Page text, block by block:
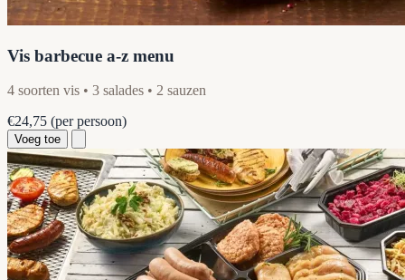
Vis barbecue a-z menu
4 soorten vis • 3 salades • 2 sauzen
€24,75 (per persoon)
Voeg toe